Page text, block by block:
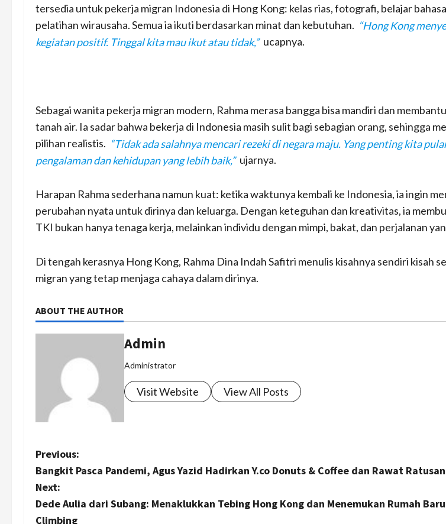
tersedia untuk pekerja migran Indonesia di Hong Kong: kelas rias, fotografi, belajar
pelatihan wirausaha. Semua ia ikuti berdasarkan minat dan kebutuhan. “Hong Kong
kegiatan positif. Tinggal kita mau ikut atau tidak,” ucapnya.
Sebagai wanita pekerja migran modern, Rahma merasa bangga bisa mandiri dan
tanah air. Ia sadar bahwa bekerja di Indonesia masih sulit bagi sebagian orang, sehingga
pilihan realistis. “Tidak ada salahnya mencari rezeki di negara maju. Yang penting kita
pengalaman dan kehidupan yang lebih baik,” ujarnya.
Harapan Rahma sederhana namun kuat: ketika waktunya kembali ke Indonesia, ia ingin
perubahan nyata untuk dirinya dan keluarga. Dengan keteguhan dan kreativitas, ia
TKI bukan hanya tenaga kerja, melainkan individu dengan mimpi, bakat, dan perjalanan
Di tengah kerasnya Hong Kong, Rahma Dina Indah Safitri menulis kisahnya sendiri kisah
migran yang tetap menjaga cahaya dalam dirinya.
ABOUT THE AUTHOR
Admin
Administrator
Visit Website View All Posts
P
o
s
Previous:
Bangkit Pasca Pandemi, Agus Yazid Hadirkan Y.co Donuts & Coffee dan Rawat
Next:
Dede Aulia dari Subang: Menaklukkan Tebing Hong Kong dan Menemukan Rumah
Climbing